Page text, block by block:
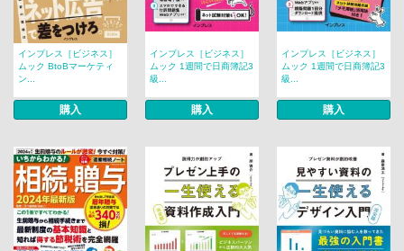
インプレス［ビジネス］
ムック BtoBマーケティ
ン...
購入
インプレス［ビジネス］
ムック 1週間で日商簿記3
級...
購入
インプレス［ビジネス］
ムック 1週間で日商簿記3
級...
購入